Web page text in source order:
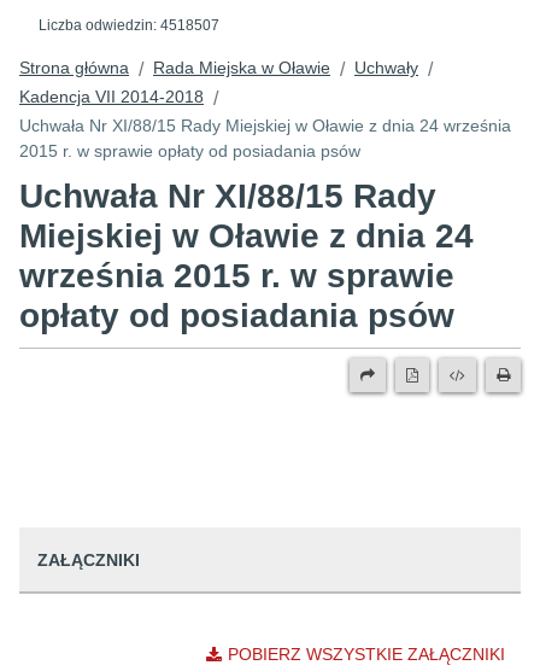
Liczba odwiedzin: 4518507
Strona główna / Rada Miejska w Oławie / Uchwały /
Kadencja VII 2014-2018 /
Uchwała Nr XI/88/15 Rady Miejskiej w Oławie z dnia 24 września
2015 r. w sprawie opłaty od posiadania psów
Uchwała Nr XI/88/15 Rady
Miejskiej w Oławie z dnia 24
września 2015 r. w sprawie
opłaty od posiadania psów
ZAŁĄCZNIKI
POBIERZ WSZYSTKIE ZAŁĄCZNIKI